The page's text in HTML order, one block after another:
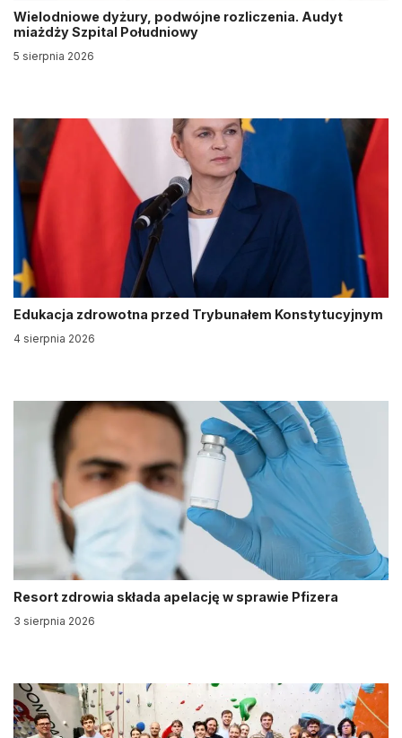
Wielodniowe dyżury, podwójne rozliczenia. Audyt
miażdży Szpital Południowy
5 sierpnia 2026
Edukacja zdrowotna przed Trybunałem Konstytucyjnym
4 sierpnia 2026
Resort zdrowia składa apelację w sprawie Pfizera
3 sierpnia 2026